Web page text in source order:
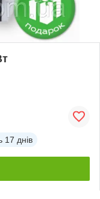
17 днів